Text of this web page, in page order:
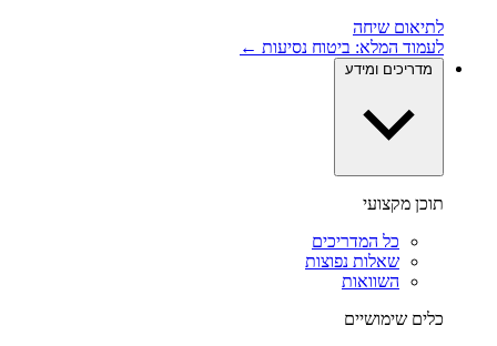
לתיאום שיחה
לעמוד המלא: ביטוח נסיעות ←
מדריכים ומידע
תוכן מקצועי
כל המדריכים
שאלות נפוצות
השוואות
כלים שימושיים